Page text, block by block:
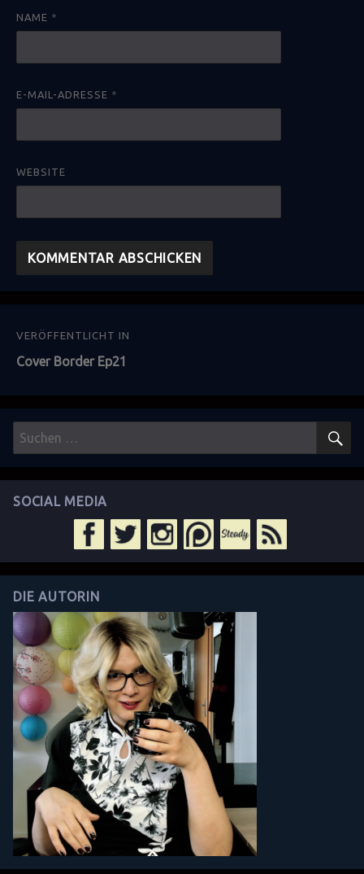
NAME *
E-MAIL-ADRESSE *
WEBSITE
Beitragsnavigation
VERÖFFENTLICHT IN
Cover Border Ep21
Suchen
nach:
SOCIAL MEDIA
DIE AUTORIN